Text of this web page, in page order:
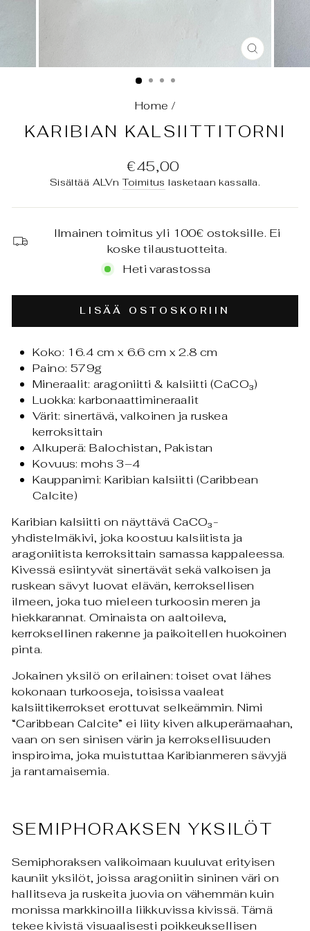
SULJE
(ESC)
Home /
KARIBIAN KALSIITTITORNI
Normaali
hinta
€45,00
Sisältää ALVnToimitus lasketaan kassalla.
Ilmainen toimitus yli 100€ ostoksille. Ei
koske tilaustuotteita.
Heti varastossa
LISÄÄ OSTOSKORIIN
Koko: 16.4 cm x 6.6 cm x 2.8 cm
Paino: 579g
Mineraalit: aragoniitti & kalsiitti (CaCO₃)
Luokka: karbonaattimineraalit
Värit: sinertävä, valkoinen ja ruskea
kerroksittain
Alkuperä: Balochistan, Pakistan
Kovuus: mohs 3–4
Kauppanimi: Karibian kalsiitti (Caribbean
Calcite)
Karibian kalsiitti on näyttävä CaCO₃-
yhdistelmäkivi, joka koostuu kalsiitista ja
aragoniitista kerroksittain samassa kappaleessa.
Kivessä esiintyvät sinertävät sekä valkoisen ja
ruskean sävyt luovat elävän, kerroksellisen
ilmeen, joka tuo mieleen turkoosin meren ja
hiekkarannat. Ominaista on aaltoileva,
kerroksellinen rakenne ja paikoitellen huokoinen
pinta.
Jokainen yksilö on erilainen: toiset ovat lähes
kokonaan turkooseja, toisissa vaaleat
kalsiittikerrokset erottuvat selkeämmin. Nimi
“Caribbean Calcite” ei liity kiven alkuperämaahan,
vaan on sen sinisen värin ja kerroksellisuuden
inspiroima, joka muistuttaa Karibianmeren sävyjä
ja rantamaisemia.
SEMIPHORAKSEN YKSILÖT
Semiphoraksen valikoimaan kuuluvat erityisen
kauniit yksilöt, joissa aragoniitin sininen väri on
hallitseva ja ruskeita juovia on vähemmän kuin
monissa markkinoilla liikkuvissa kivissä. Tämä
tekee kivistä visuaalisesti poikkeuksellisen